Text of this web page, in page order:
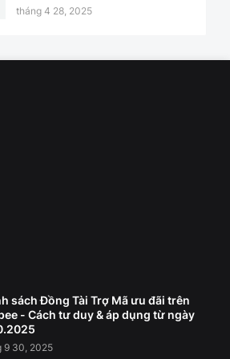
tháng 4 28, 2025
sách Đồng Tài Trợ Mã ưu đãi trên
- Cách tư duy & áp dụng từ ngày
9 30, 2025